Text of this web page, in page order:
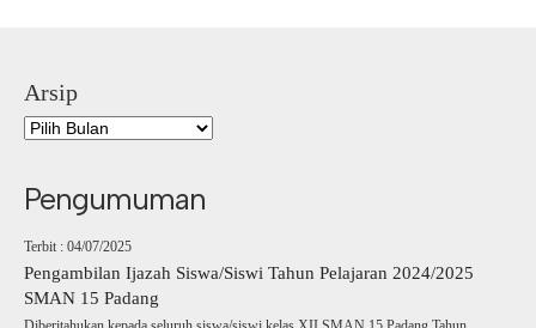
Arsip
Pengumuman
Terbit : 04/07/2025
Pengambilan Ijazah Siswa/Siswi Tahun Pelajaran 2024/2025
SMAN 15 Padang